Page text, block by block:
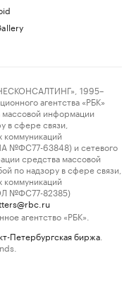
1995–
агентства «РБК»
массовой информации
в сфере связи,
коммуникаций
№ФС77-63848) и сетевого
средства массовой
по надзору в сфере связи,
коммуникаций
№ФС77-82385)
агентство «РБК».
Петербургская биржа